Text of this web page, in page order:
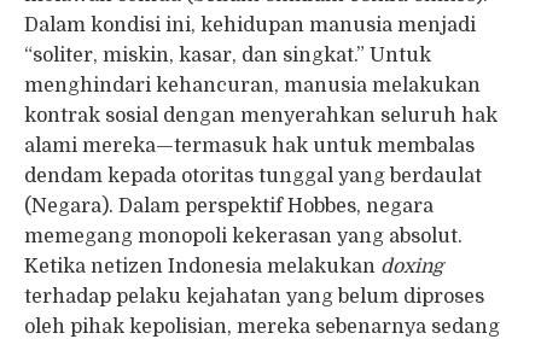
Dalam kondisi ini, kehidupan manusia menjadi
“soliter, miskin, kasar, dan singkat.” Untuk
menghindari kehancuran, manusia melakukan
kontrak sosial dengan menyerahkan seluruh hak
alami mereka—termasuk hak untuk membalas
dendam kepada otoritas tunggal yang berdaulat
(Negara). Dalam perspektif Hobbes, negara
memegang monopoli kekerasan yang absolut.
Ketika netizen Indonesia melakukan doxing
terhadap pelaku kejahatan yang belum diproses
oleh pihak kepolisian, mereka sebenarnya sedang